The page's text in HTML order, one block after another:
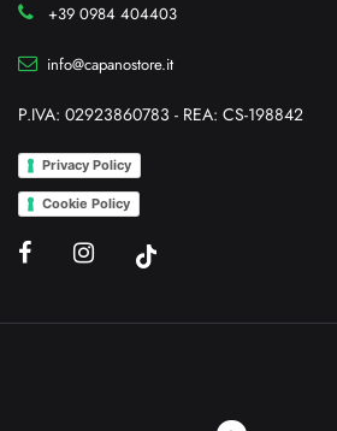
+39 0984 404403
info@capanostore.it
P.IVA: 02923860783 - REA: CS-198842
Privacy Policy
Cookie Policy